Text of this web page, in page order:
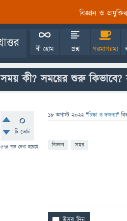
বিজ্ঞান ও
বী হোম প্রশ্ন গরমাগরম!
সময় কী? সময়ের শুরু কিভাবে?
0
টি ভোট
574 বার দেখা হয়েছে
18 অগাস্ট 2022 "চিন্তা ও দক্ষতা"
বিজ্ঞান সময়